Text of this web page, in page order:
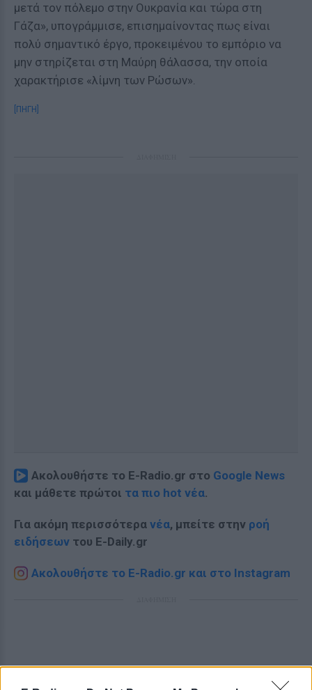
μετά τον πόλεμο στην Ουκρανία και τώρα στη
Γάζα», υπογράμμισε, επισημαίνοντας πως είναι
πολύ σημαντικό έργο, προκειμένου το εμπόριο να
μην στηρίζεται στη Μαύρη θάλασσα, την οποία
χαρακτήρισε «λίμνη των Ρώσων».
[ΠΗΓΗ]
Ακολουθήστε το E-Radio.gr στο Google News
και μάθετε πρώτοι τα πιο hot νέα.
Για ακόμη περισσότερα νέα, μπείτε στην ροή
ειδήσεων του E-Daily.gr
Ακολουθήστε το E-Radio.gr και στο Instagram